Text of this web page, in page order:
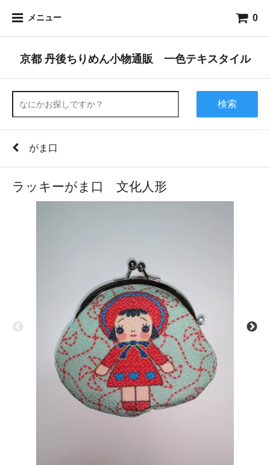
メニュー 0
京都 丹後ちりめん小物通販 一色テキスタイル
検索
がま口
ラッキーがま口 文化人形